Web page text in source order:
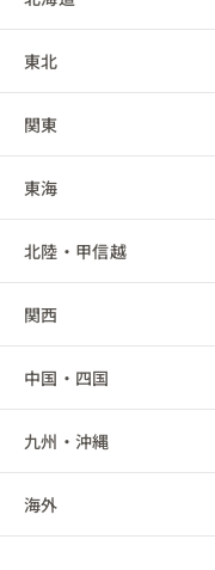
北海道
東北
青森県
岩手県
宮城県
秋田県
山形県
福島県
関東
茨城県
栃木県
群馬県
埼玉県
千葉県
東京都
東海
岐阜県
静岡県
愛知県
三重県
北陸・甲信越
新潟県
富山県
石川県
福井県
関西
滋賀県
京都府
大阪府
中国・四国
鳥取県
島根県
九州・沖縄
福岡県
海外